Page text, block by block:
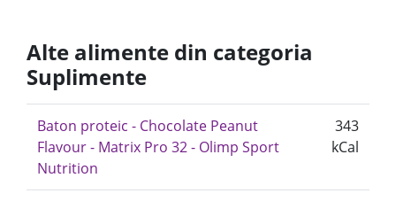
Alte alimente din categoria
Suplimente
Baton proteic - Chocolate Peanut
Flavour - Matrix Pro 32 - Olimp Sport
Nutrition
343
kCal